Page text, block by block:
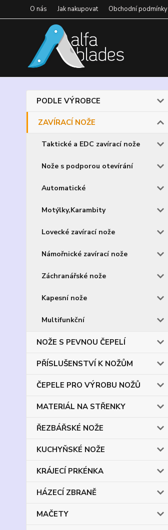
O nás Jak nakupovat Obchodní podmínky
PODLE VÝROBCE
ZAVÍRACÍ NOŽE
Taktické a EDC zavírací nože
Nože s podporou otevírání
Automatické
Motýlky,Karambity
Lovecké zavírací nože
Námořnické zavírací nože
Záchranářské nože
Kapesní nože
Multifunkční
NOŽE S PEVNOU ČEPELÍ
PŘÍSLUŠENSTVÍ K NOŽŮM
ČEPELE PRO VÝROBU NOŽŮ
MATERIÁL NA STŘENKY
ŘEZBÁŘSKÉ NOŽE
KUCHYŇSKÉ NOŽE
KRÁJECÍ PRKÉNKA
HÁZECÍ ZBRANĚ
MAČETY